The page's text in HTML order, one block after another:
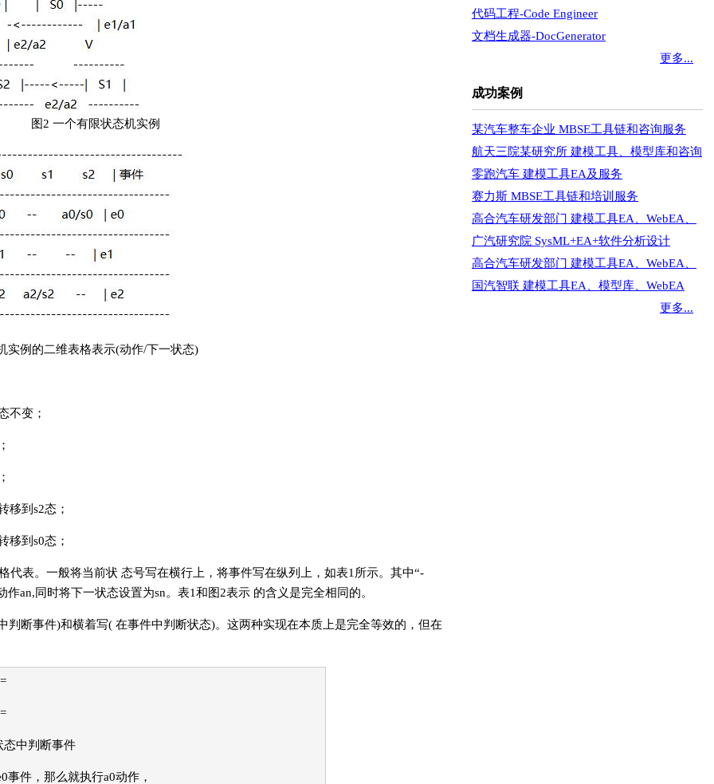
个有限状态机实例
实例的二维表格表示(动作/下一状态)
不变；
移到s2态；
移到s0态；
表。一般将当前状 态号写在横行上，将事件写在纵列上，如表1所示。其中“-
an,同时将下一状态设置为sn。表1和图2表示 的含义是完全相同的。
断事件)和横着写( 在事件中判断状态)。这两种实现在本质上是完全等效的，但在
判断事件
那么就执行a0动作，
代码工程-Code Engineer
文档生成器-DocGenerator
更多...
成功案例
某汽车整车企业 MBSE工具链和咨询服务
航天三院某研究所 建模工具、模型库和咨询
零跑汽车 建模工具EA及服务
赛力斯 MBSE工具链和培训服务
高合汽车研发部门 建模工具EA、WebEA、
广汽研究院 SysML+EA+软件分析设计
高合汽车研发部门 建模工具EA、WebEA、
国汽智联 建模工具EA、模型库、WebEA
更多...